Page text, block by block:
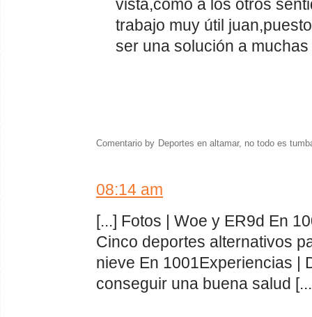
vista,como a los otros
trabajo muy útil
ser una solución a
Comentario by Deportes en altamar, no todo es
08:14 am
[...] Fotos | Woe y ER9d En
Cinco deportes alternativos
nieve En 1001Experiencias |
conseguir una buena salud